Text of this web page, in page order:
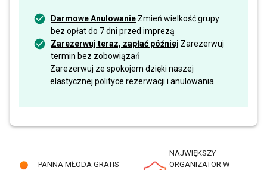
Darmowe Anulowanie Zmień wielkość grupy
bez opłat do 7 dni przed imprezą
Zarezerwuj teraz, zapłać później Zarezerwuj
termin bez zobowiązań
Zarezerwuj ze spokojem dzięki naszej
elastycznej polityce rezerwacji i anulowania
PANNA MŁODA GRATIS
NAJWIĘKSZY
ORGANIZATOR W